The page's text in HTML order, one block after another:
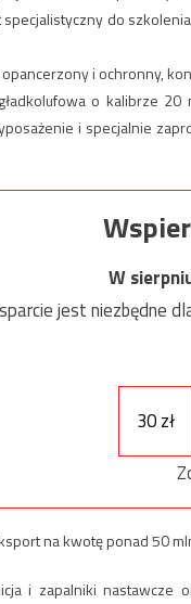
do
i ochronny,
o kalibrze
i specjalnie
W
jest niezbędne
30 zł
na kwotę ponad 50
i zapalniki nastawcze